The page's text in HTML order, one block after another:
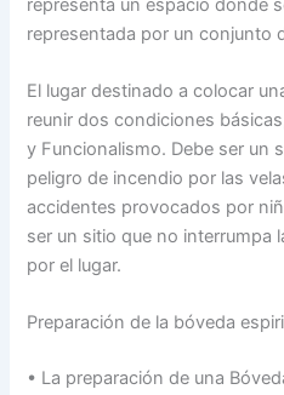
representa un espacio donde
representada por un conjunto
El lugar destinado a colocar
reunir dos condiciones
y Funcionalismo. Debe ser un
peligro de incendio por las
accidentes provocados por
ser un sitio que no interrumpa
por el lugar.
Preparación de la bóveda
• La preparación de una